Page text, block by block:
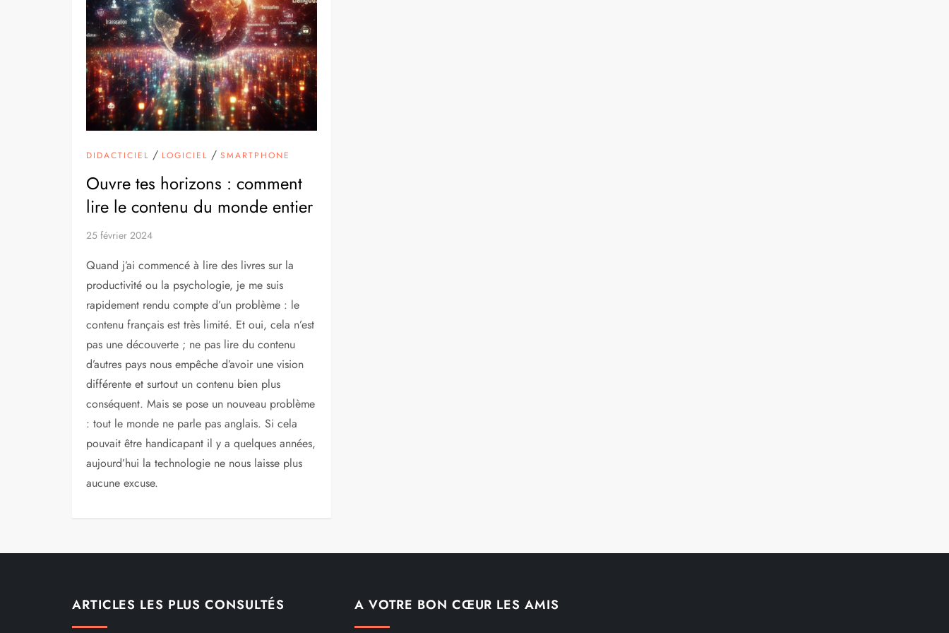
DIDACTICIEL / LOGICIEL / SMARTPHONE
Ouvre tes horizons : comment
lire le contenu du monde entier
25 février 2024
Quand j’ai commencé à lire des livres sur la
productivité ou la psychologie, je me suis
rapidement rendu compte d’un problème : le
contenu français est très limité. Et oui, cela n’est
pas une découverte ; ne pas lire du contenu
d’autres pays nous empêche d’avoir une vision
différente et surtout un contenu bien plus
conséquent. Mais se pose un nouveau problème
: tout le monde ne parle pas anglais. Si cela
pouvait être handicapant il y a quelques années,
aujourd’hui la technologie ne nous laisse plus
aucune excuse.
ARTICLES LES PLUS CONSULTÉS A VOTRE BON CŒUR LES AMIS